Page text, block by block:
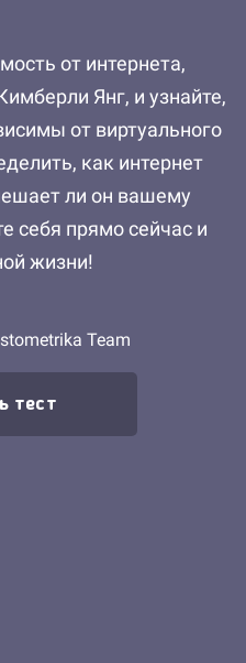
от интернета,
Янг, и узнайте,
от виртуального
как интернет
ли он вашему
себя прямо сейчас и
жизни!
Team
тест